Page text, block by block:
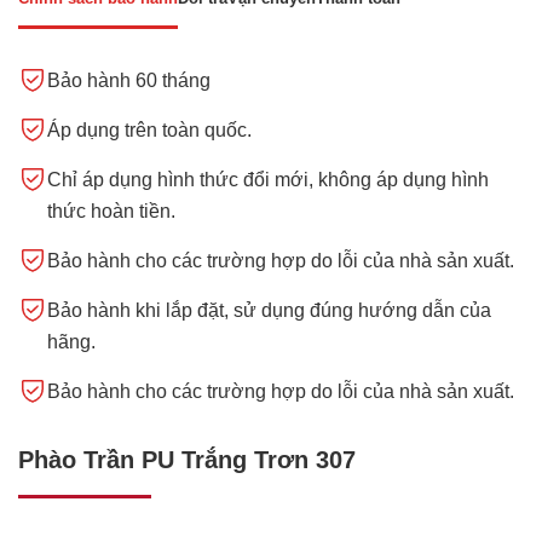
Bảo hành 60 tháng
Áp dụng trên toàn quốc.
Chỉ áp dụng hình thức đổi mới, không áp dụng hình
thức hoàn tiền.
Bảo hành cho các trường hợp do lỗi của nhà sản xuất.
Bảo hành khi lắp đặt, sử dụng đúng hướng dẫn của
hãng.
Bảo hành cho các trường hợp do lỗi của nhà sản xuất.
Phào Trần PU Trắng Trơn 307